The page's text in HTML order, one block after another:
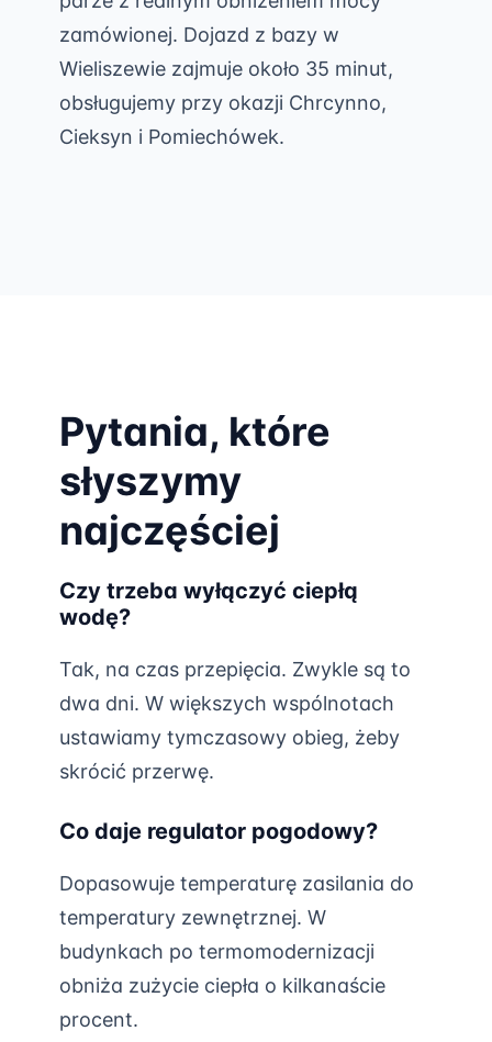
zamówionej. Dojazd z bazy w
Wieliszewie zajmuje około 35 minut,
obsługujemy przy okazji Chrcynno,
Cieksyn i Pomiechówek.
Pytania, które
słyszymy
najczęściej
Czy trzeba wyłączyć ciepłą
wodę?
Tak, na czas przepięcia. Zwykle są to
dwa dni. W większych wspólnotach
ustawiamy tymczasowy obieg, żeby
skrócić przerwę.
Co daje regulator pogodowy?
Dopasowuje temperaturę zasilania do
temperatury zewnętrznej. W
budynkach po termomodernizacji
obniża zużycie ciepła o kilkanaście
procent.